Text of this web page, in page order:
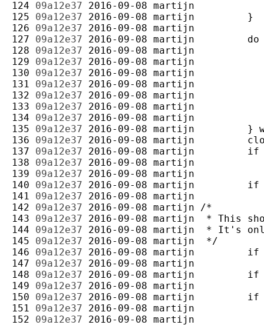
124 09a12e37 2016-09-08 martijn
125 09a12e37 2016-09-08 martijn
126 09a12e37 2016-09-08 martijn
127 09a12e37 2016-09-08 martijn
128 09a12e37 2016-09-08 martijn
129 09a12e37 2016-09-08 martijn
130 09a12e37 2016-09-08 martijn
131 09a12e37 2016-09-08 martijn
132 09a12e37 2016-09-08 martijn
133 09a12e37 2016-09-08 martijn
134 09a12e37 2016-09-08 martijn
135 09a12e37 2016-09-08 martijn
136 09a12e37 2016-09-08 martijn
137 09a12e37 2016-09-08 martijn
138 09a12e37 2016-09-08 martijn
139 09a12e37 2016-09-08 martijn
140 09a12e37 2016-09-08 martijn
141 09a12e37 2016-09-08 martijn
142 09a12e37 2016-09-08 martijn
143 09a12e37 2016-09-08 martijn
144 09a12e37 2016-09-08 martijn
145 09a12e37 2016-09-08 martijn
146 09a12e37 2016-09-08 martijn
147 09a12e37 2016-09-08 martijn
148 09a12e37 2016-09-08 martijn
149 09a12e37 2016-09-08 martijn
150 09a12e37 2016-09-08 martijn
151 09a12e37 2016-09-08 martijn
152 09a12e37 2016-09-08 martijn